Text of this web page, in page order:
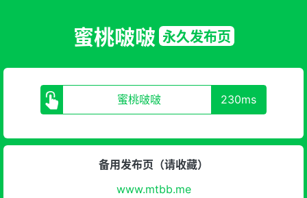
蜜桃啵啵 永久发布页
230ms
蜜桃啵啵
备用发布页（请收藏）
www.mtbb.me